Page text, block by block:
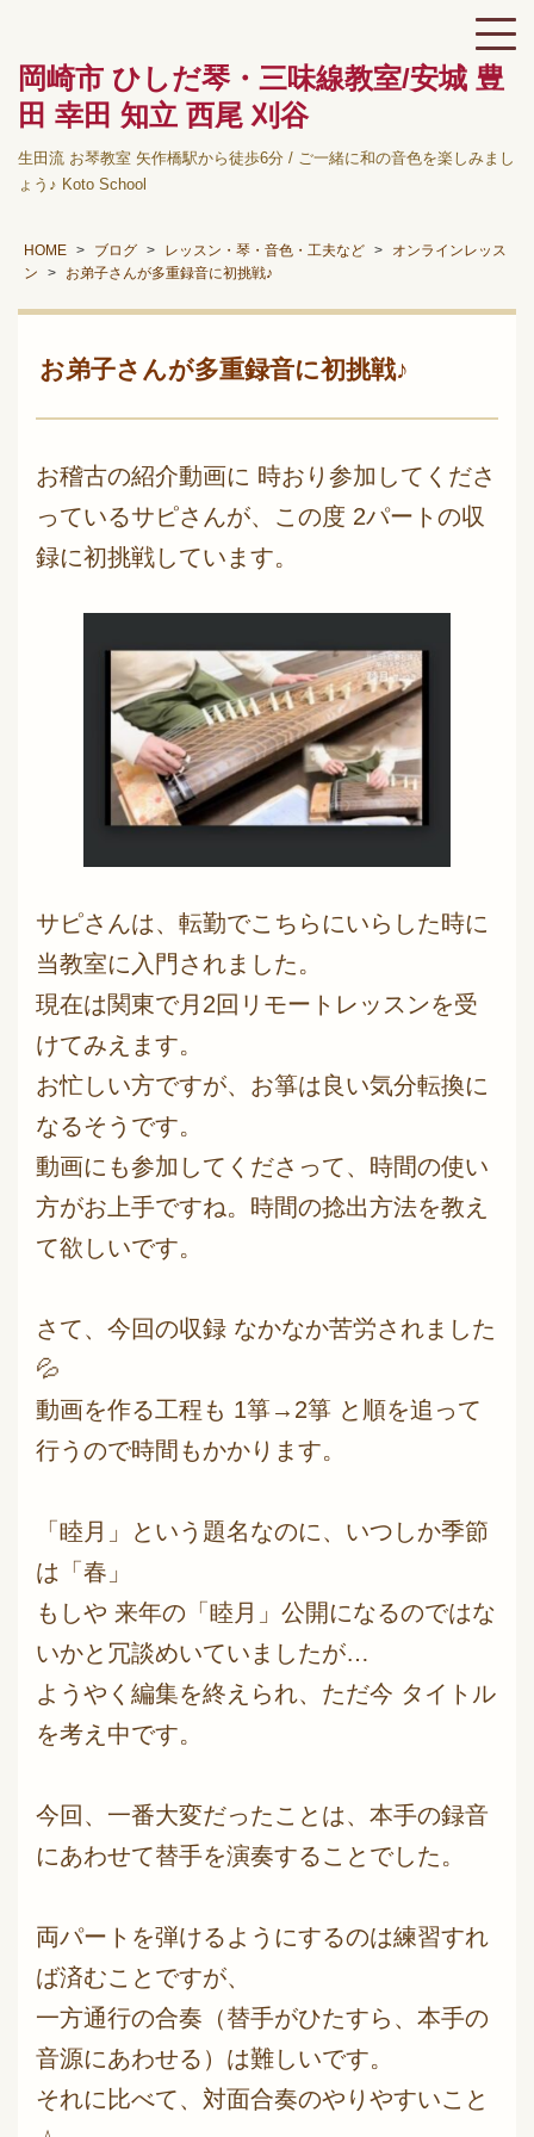
岡崎市 ひしだ琴・三味線教室/安城 豊
田 幸田 知立 西尾 刈谷
生田流 お琴教室 矢作橋駅から徒歩6分 / ご一緒に和の音色を楽しみまし
ょう♪ Koto School
HOME ブログ レッスン・琴・音色・工夫など
オンラインレッス
ン
お弟子さんが多重録音に初挑戦♪
お弟子さんが多重録音に初挑戦♪
お稽古の紹介動画に 時おり参加してくださ
っているサピさんが、この度 2パートの収
録に初挑戦しています。
サピさんは、転勤でこちらにいらした時に
当教室に入門されました。
現在は関東で月2回リモートレッスンを受
けてみえます。
お忙しい方ですが、お箏は良い気分転換に
なるそうです。
動画にも参加してくださって、時間の使い
方がお上手ですね。時間の捻出方法を教え
て欲しいです。
さて、今回の収録 なかなか苦労されました
💦
動画を作る工程も 1箏→2箏 と順を追って
行うので時間もかかります。
「睦月」という題名なのに、いつしか季節
は「春」
もしや 来年の「睦月」公開になるのではな
いかと冗談めいていましたが…
ようやく編集を終えられ、ただ今 タイトル
を考え中です。
今回、一番大変だったことは、本手の録音
にあわせて替手を演奏することでした。
両パートを弾けるようにするのは練習すれ
ば済むことですが、
一方通行の合奏（替手がひたすら、本手の
音源にあわせる）は難しいです。
それに比べて、対面合奏のやりやすいこと